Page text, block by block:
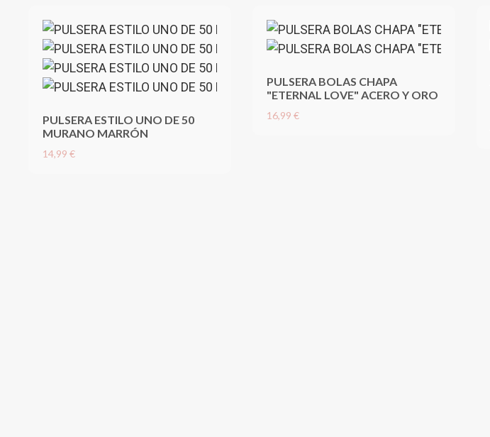
PULSERA ESTILO UNO DE 50
MURANO MARRÓN
14,99 €
PULSERA BOLAS CHAPA
"ETERNAL LOVE" ACERO Y ORO
16,99 €